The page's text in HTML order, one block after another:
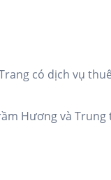
có dịch vụ
Hương và